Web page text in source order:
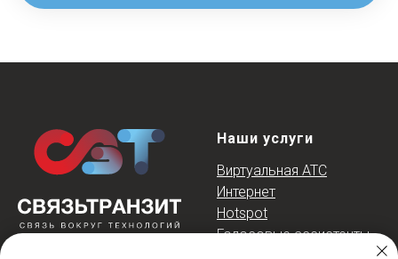
Наши услуги
Виртуальная АТС
Интернет
Hotspot
Голосовые ассистенты